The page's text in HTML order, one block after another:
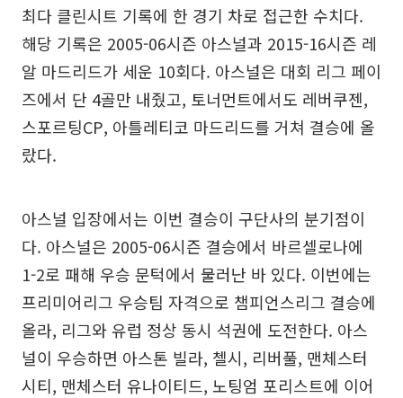
최다 클린시트 기록에 한 경기 차로 접근한 수치다.
해당 기록은 2005-06시즌 아스널과 2015-16시즌 레
알 마드리드가 세운 10회다. 아스널은 대회 리그 페이
즈에서 단 4골만 내줬고, 토너먼트에서도 레버쿠젠,
스포르팅CP, 아틀레티코 마드리드를 거쳐 결승에 올
랐다.
아스널 입장에서는 이번 결승이 구단사의 분기점이
다. 아스널은 2005-06시즌 결승에서 바르셀로나에
1-2로 패해 우승 문턱에서 물러난 바 있다. 이번에는
프리미어리그 우승팀 자격으로 챔피언스리그 결승에
올라, 리그와 유럽 정상 동시 석권에 도전한다. 아스
널이 우승하면 아스톤 빌라, 첼시, 리버풀, 맨체스터
시티, 맨체스터 유나이티드, 노팅엄 포리스트에 이어